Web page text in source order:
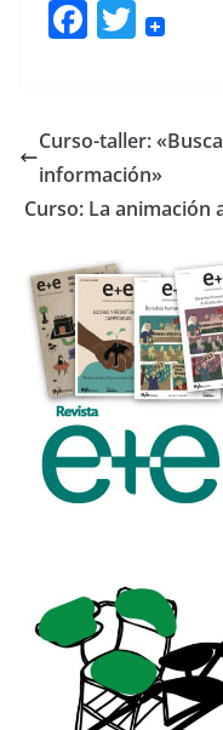
F
b
o
o
k
T
er
Curso-taller:
información»
Curso: La animación